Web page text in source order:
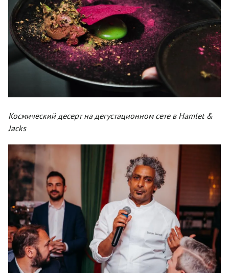
Космический десерт на дегустационном сете в Hamlet &
Jacks